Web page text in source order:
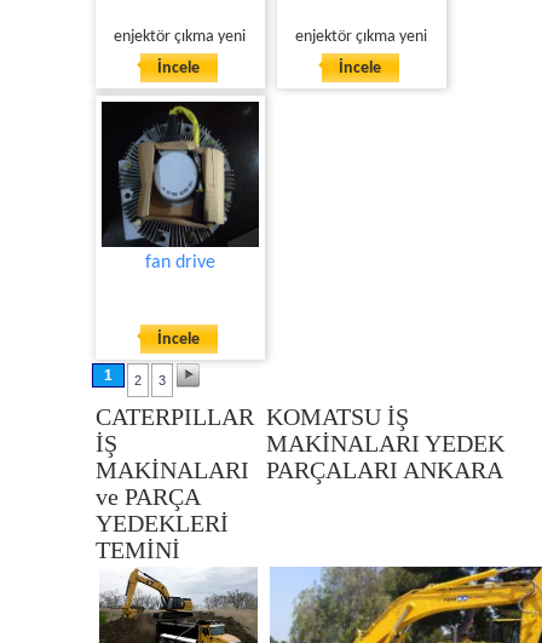
enjektör çıkma yeni
İncele
enjektör çıkma yeni
İncele
fan drive
İncele
1 2 3
CATERPILLAR
İŞ
MAKİNALARI
ve PARÇA
YEDEKLERİ
TEMİNİ
KOMATSU İŞ
MAKİNALARI YEDEK
PARÇALARI ANKARA